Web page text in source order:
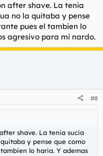
after shave. La tenia
no la quitaba y pense
pues el tambien lo
agresivo para mi nardo.
#8
shave. La tenia sucia
y pense que como
lo haria. Y ademas